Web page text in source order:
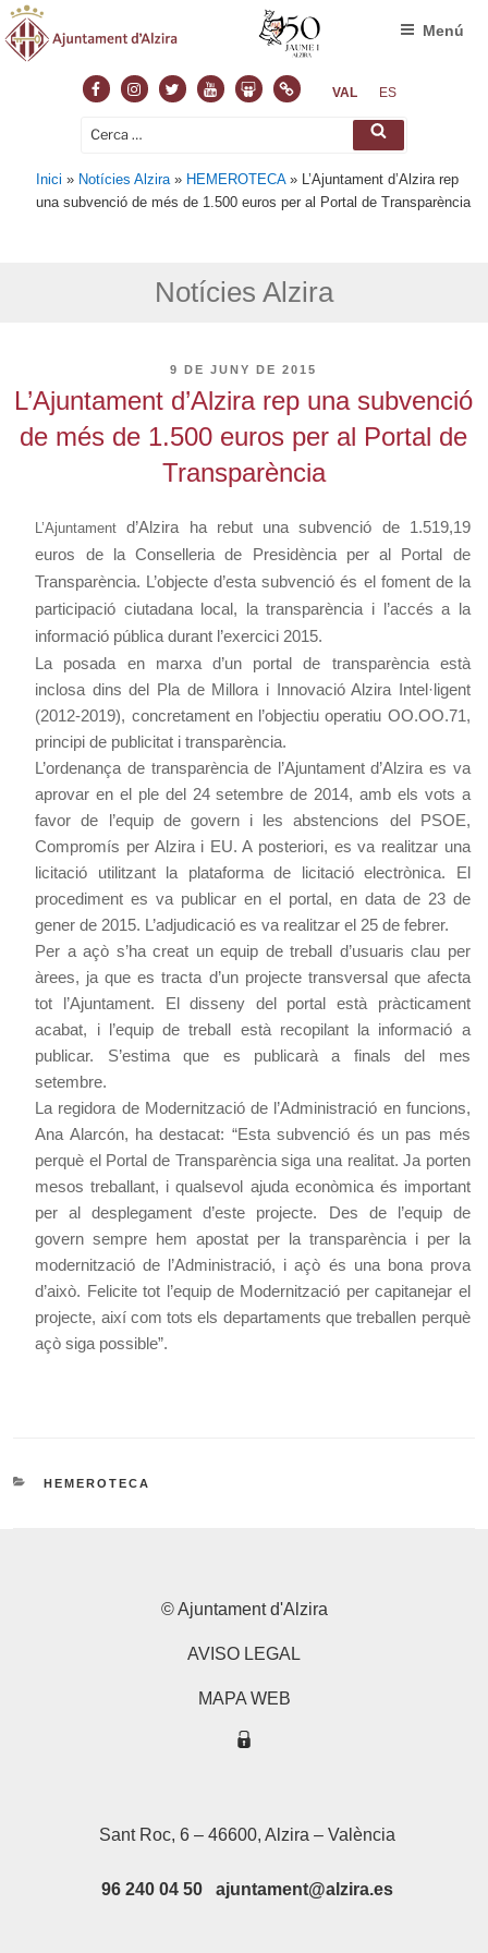
FacebookInstagram
TwitterYoutubeSlideshare
NormasVAL ES
Cerca: Cerca
Menú
Inici » Notícies Alzira » HEMEROTECA» L’Ajuntament d’Alzira rep
una subvenció de més de 1.500 euros per al Portal de Transparència
Notícies Alzira
PUBLICAT
9 DE JUNY DE 2015
L’Ajuntament d’Alzira rep una subvenció
de més de 1.500 euros per al Portal de
Transparència
L’Ajuntament d’Alzira ha rebut una subvenció de 1.519,19
euros de la Conselleria de Presidència per al Portal de
Transparència. L’objecte d’esta subvenció és el foment de la
participació ciutadana local, la transparència i l’accés a la
informació pública durant l’exercici 2015.
La posada en marxa d’un portal de transparència està
inclosa dins del Pla de Millora i Innovació Alzira Intel·ligent
(2012-2019), concretament en l’objectiu operatiu OO.OO.71,
principi de publicitat i transparència.
L’ordenança de transparència de l’Ajuntament d’Alzira es va
aprovar en el ple del 24 setembre de 2014, amb els vots a
favor de l’equip de govern i les abstencions del PSOE,
Compromís per Alzira i EU. A posteriori, es va realitzar una
licitació utilitzant la plataforma de licitació electrònica. El
procediment es va publicar en el portal, en data de 23 de
gener de 2015. L’adjudicació es va realitzar el 25 de febrer.
Per a açò s’ha creat un equip de treball d’usuaris clau per
àrees, ja que es tracta d’un projecte transversal que afecta
tot l’Ajuntament. El disseny del portal està pràcticament
acabat, i l’equip de treball està recopilant la informació a
publicar. S’estima que es publicarà a finals del mes
setembre.
La regidora de Modernització de l’Administració en funcions,
Ana Alarcón, ha destacat: “Esta subvenció és un pas més
perquè el Portal de Transparència siga una realitat. Ja porten
mesos treballant, i qualsevol ajuda econòmica és important
per al desplegament d’este projecte. Des de l’equip de
govern sempre hem apostat per la transparència i per la
modernització de l’Administració, i açò és una bona prova
d’això. Felicite tot l’equip de Modernització per capitanejar el
projecte, així com tots els departaments que treballen perquè
açò siga possible”.
CATEGORIES
HEMEROTECA
© Ajuntament d'Alzira
AVISO LEGAL
MAPA WEB
Sant Roc, 6 – 46600, Alzira – València
96 240 04 50 ajuntament@alzira.es